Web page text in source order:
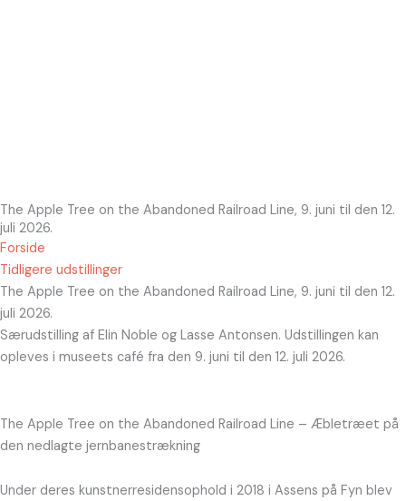
The Apple Tree on the Abandoned Railroad Line, 9. juni til den 12.
juli 2026.
Forside
Tidligere udstillinger
The Apple Tree on the Abandoned Railroad Line, 9. juni til den 12.
juli 2026.
Særudstilling af Elin Noble og Lasse Antonsen. Udstillingen kan
opleves i museets café fra den 9. juni til den 12. juli 2026.
The Apple Tree on the Abandoned Railroad Line – Æbletræet på
den nedlagte jernbanestrækning
Under deres kunstnerresidensophold i 2018 i Assens på Fyn blev